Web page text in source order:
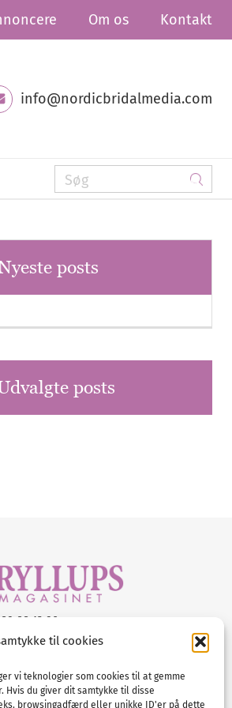
til cookies
vi teknologier som cookies til at gemme
du giver dit samtykke til disse
browsingadfærd eller unikke ID'er på dette
Om os Kontakt
info@nordicbridalmedia.com
posts
posts
89 88 13 90
info@nordicbridalmedia.com
rights reserved.
DK34787271